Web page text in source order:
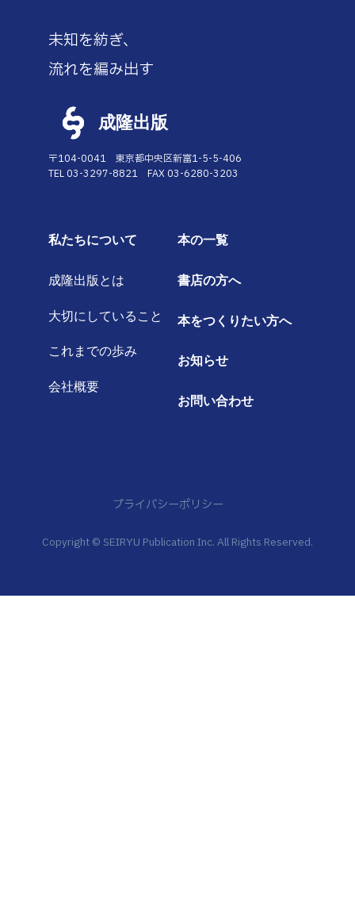
未知を紡ぎ、
流れを編み出す
成隆出版
〒104-0041 東京都中央区新富1-5-5-406
TEL 03-3297-8821 FAX 03-6280-3203
私たちについて
成隆出版とは
大切にしていること
これまでの歩み
会社概要
本の一覧
書店の方へ
本をつくりたい方へ
お知らせ
お問い合わせ
プライバシーポリシー
Copyright © SEIRYU Publication Inc. All Rights Reserved.